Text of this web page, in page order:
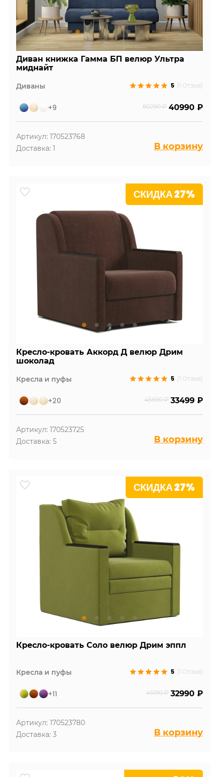
Диван книжка Гамма БП велюр Ультра
миднайт
Диваны 5 (1 Отзыв)
+9 60290 ₽ 40990 ₽
Артикул: 170523768
Доставка: 1
В корзину
СКИДКА 27%
Кресло-кровать Аккорд Д велюр Дрим
шоколад
Кресла и пуфы 5 (1 Отзыв)
+20 45890 ₽ 33499 ₽
Артикул: 170523725
Доставка: 5
В корзину
СКИДКА 27%
Кресло-кровать Соло велюр Дрим эппл
Кресла и пуфы 5 (1 Отзыв)
+11 45190 ₽ 32990 ₽
Артикул: 170523780
Доставка: 3
В корзину